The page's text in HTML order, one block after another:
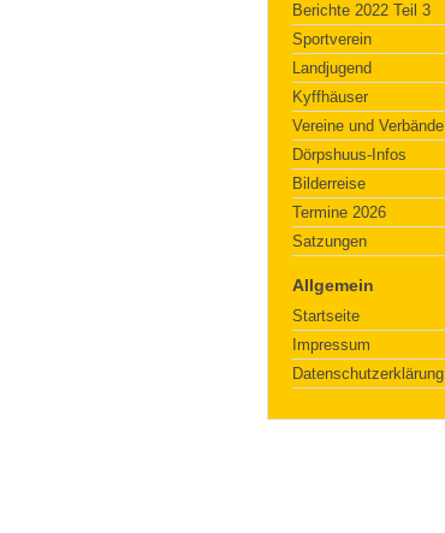
Berichte 2022 Teil 3
Sportverein
Landjugend
Kyffhäuser
Vereine und Verbände
Dörpshuus-Infos
Bilderreise
Termine 2026
Satzungen
Allgemein
Startseite
Impressum
Datenschutzerklärung